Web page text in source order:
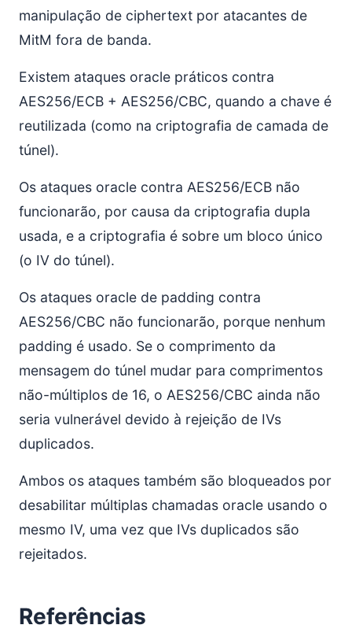
manipulação de ciphertext por atacantes de
MitM fora de banda.
Existem ataques oracle práticos contra
AES256/ECB + AES256/CBC, quando a chave é
reutilizada (como na criptografia de camada de
túnel).
Os ataques oracle contra AES256/ECB não
funcionarão, por causa da criptografia dupla
usada, e a criptografia é sobre um bloco único
(o IV do túnel).
Os ataques oracle de padding contra
AES256/CBC não funcionarão, porque nenhum
padding é usado. Se o comprimento da
mensagem do túnel mudar para comprimentos
não-múltiplos de 16, o AES256/CBC ainda não
seria vulnerável devido à rejeição de IVs
duplicados.
Ambos os ataques também são bloqueados por
desabilitar múltiplas chamadas oracle usando o
mesmo IV, uma vez que IVs duplicados são
rejeitados.
Referências